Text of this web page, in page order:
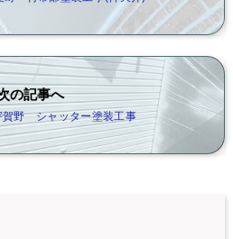
の記事へ
賀野 シャッター塗装工事